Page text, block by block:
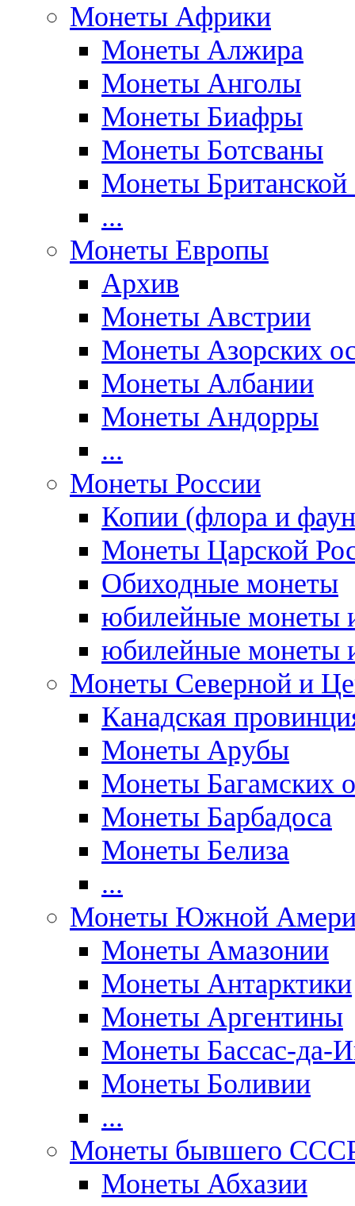
Монеты Африки
Монеты Алжира
Монеты Анголы
Монеты Биафры
Монеты Ботсваны
Монеты
...
Монеты Европы
Архив
Монеты Австрии
Монеты Азорских
Монеты Албании
Монеты Андорры
...
Монеты России
Копии (флора и
Монеты Царской
Обиходные монеты
юбилейные монеты
юбилейные монеты
Монеты Северной и
Канадская
Монеты Арубы
Монеты Багамских
Монеты Барбадоса
Монеты Белиза
...
Монеты Южной
Монеты Амазонии
Монеты Антарктики
Монеты Аргентины
Монеты Бассас-да-
Монеты Боливии
...
Монеты бывшего
Монеты Абхазии